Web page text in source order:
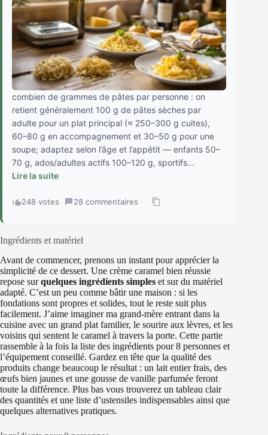
combien de grammes de pâtes par personne : on
retient généralement 100 g de pâtes sèches par
adulte pour un plat principal (≈ 250–300 g cuites),
60–80 g en accompagnement et 30–50 g pour une
soupe; adaptez selon l’âge et l’appétit — enfants 50–
70 g, ados/adultes actifs 100–120 g, sportifs...
Lire la suite
248 votes · 28 commentaires ·
Ingrédients et matériel
Avant de commencer, prenons un instant pour apprécier la
simplicité de ce dessert. Une crème caramel bien réussie
repose surquelques ingrédients simples et sur du matériel
adapté. C’est un peu comme bâtir une maison : si les
fondations sont propres et solides, tout le reste suit plus
facilement. J’aime imaginer ma grand-mère entrant dans la
cuisine avec un grand plat familier, le sourire aux lèvres, et les
voisins qui sentent le caramel à travers la porte. Cette partie
rassemble à la fois la liste des ingrédients pour 8 personnes et
l’équipement conseillé. Gardez en tête que la qualité des
produits change beaucoup le résultat : un lait entier frais, des
œufs bien jaunes et une gousse de vanille parfumée feront
toute la différence. Plus bas vous trouverez un tableau clair
des quantités et une liste d’ustensiles indispensables ainsi que
quelques alternatives pratiques.